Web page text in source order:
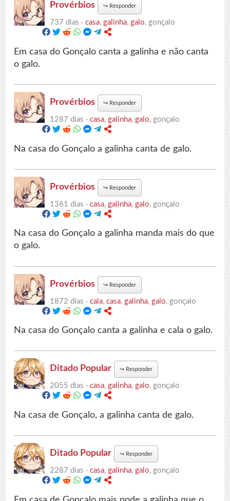
Provérbios ↪ Responder
737 dias ·casa,galinha,galo, gonçalo
Em casa do Gonçalo canta a galinha e não canta
o galo.
Provérbios ↪ Responder
1287 dias ·casa,galinha,galo, gonçalo
Na casa do Gonçalo a galinha canta de galo.
Provérbios ↪ Responder
1361 dias ·casa,galinha,galo, gonçalo
Na casa do Gonçalo a galinha manda mais do que
o galo.
Provérbios ↪ Responder
1872 dias ·cala,casa,galinha,galo, gonçalo
Na casa do Gonçalo canta a galinha e cala o galo.
Ditado Popular ↪ Responder
2055 dias ·casa,galinha,galo, gonçalo
Na casa de Gonçalo, a galinha canta de galo.
Ditado Popular ↪ Responder
2287 dias ·casa,galinha,galo, gonçalo